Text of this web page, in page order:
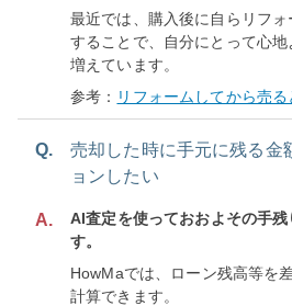
最近では、購入後に自らリフ
することで、自分にとって心
増えています。
参考： リフォームしてから売
Q.
売却した時に手元に残る金
ョンしたい
A.
AI査定を使っておおよその手残
す。
HowMaでは、ローン残高等を
計算できます。